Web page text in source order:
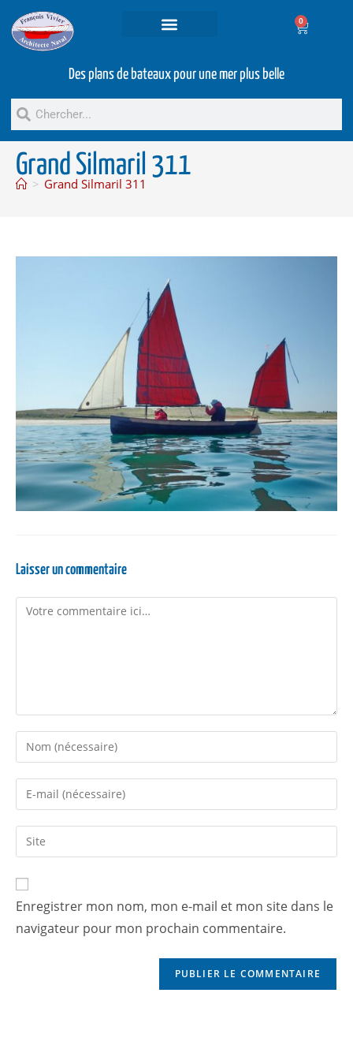
0
Des plans de bateaux pour une mer plus belle
Grand Silmaril 311
> Grand Silmaril 311
Laisser un commentaire
Enregistrer mon nom, mon e-mail et mon site dans le
navigateur pour mon prochain commentaire.